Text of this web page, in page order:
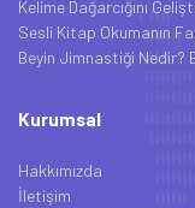
Kelime Dağarcığını
Sesli Kitap Okumanın
Beyin Jimnastiği Nedir?
Kurumsal
Hakkımızda
İletişim